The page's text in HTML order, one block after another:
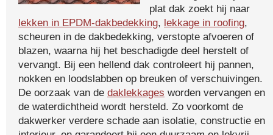
plat dak zoekt hij naar
lekken in EPDM-dakbedekking, lekkage in roofing,
scheuren in de dakbedekking, verstopte afvoeren of
blazen, waarna hij het beschadigde deel herstelt of
vervangt. Bij een hellend dak controleert hij pannen,
nokken en loodslabben op breuken of verschuivingen.
De oorzaak van de daklekkages worden vervangen en
de waterdichtheid wordt hersteld. Zo voorkomt de
dakwerker verdere schade aan isolatie, constructie en